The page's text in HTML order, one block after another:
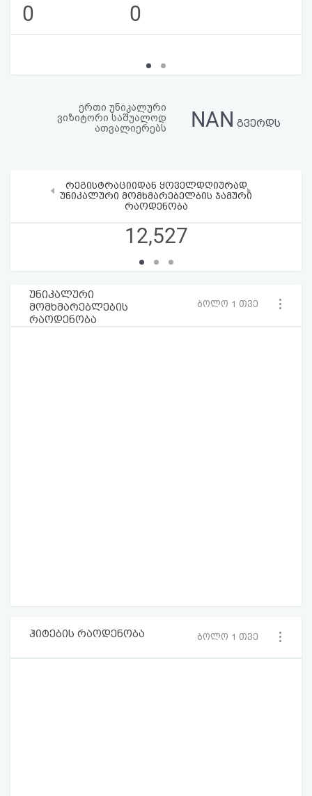
შეთანხმება
0 0
ერთი უნიკალური
ვიზიტორი საშუალოდ
ათვალიერებს
NAN გვერდს
რეგისტრაციიდან ყოველდღიურად
უნიკალური მომხმარებელბის ჯამური
რაოდენობა
12,527
‹ ›
უნიკალური
მომხმარებლების
რაოდენობა
ბოლო 1 თვე
ჰიტების რაოდენობა ბოლო 1 თვე